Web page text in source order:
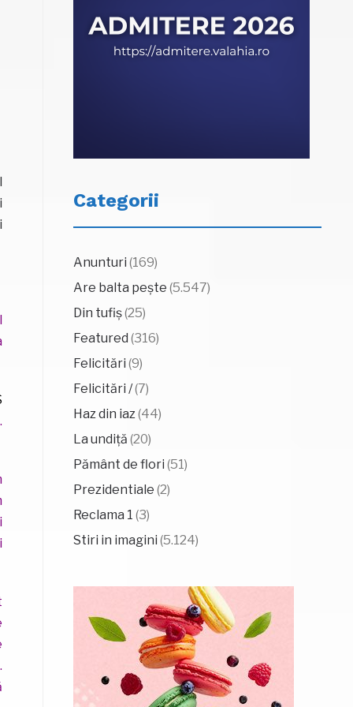
Categorii
Anunturi (169)
Are balta pește (5.547)
Din tufiș(25)
Featured (316)
Felicitări (9)
Felicitări /(7)
Haz din iaz(44)
La undiță (20)
Pământ de flori (51)
Prezidentiale (2)
Reclama 1 (3)
Stiri in imagini (5.124)